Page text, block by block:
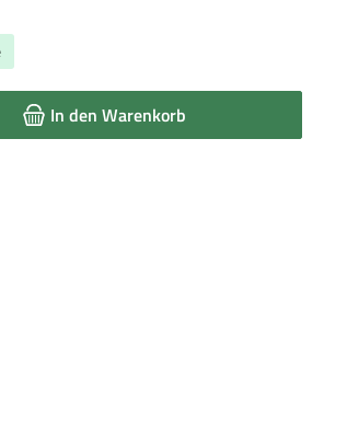
ein oder benutze die Schaltflächen um die
In den Warenkorb